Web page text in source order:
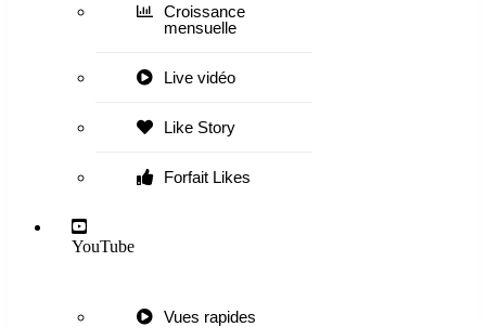
Croissance
mensuelle
Live vidéo
Like Story
Forfait Likes
YouTube
Vues rapides